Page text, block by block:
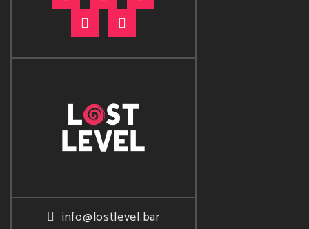
info@lostlevel.bar